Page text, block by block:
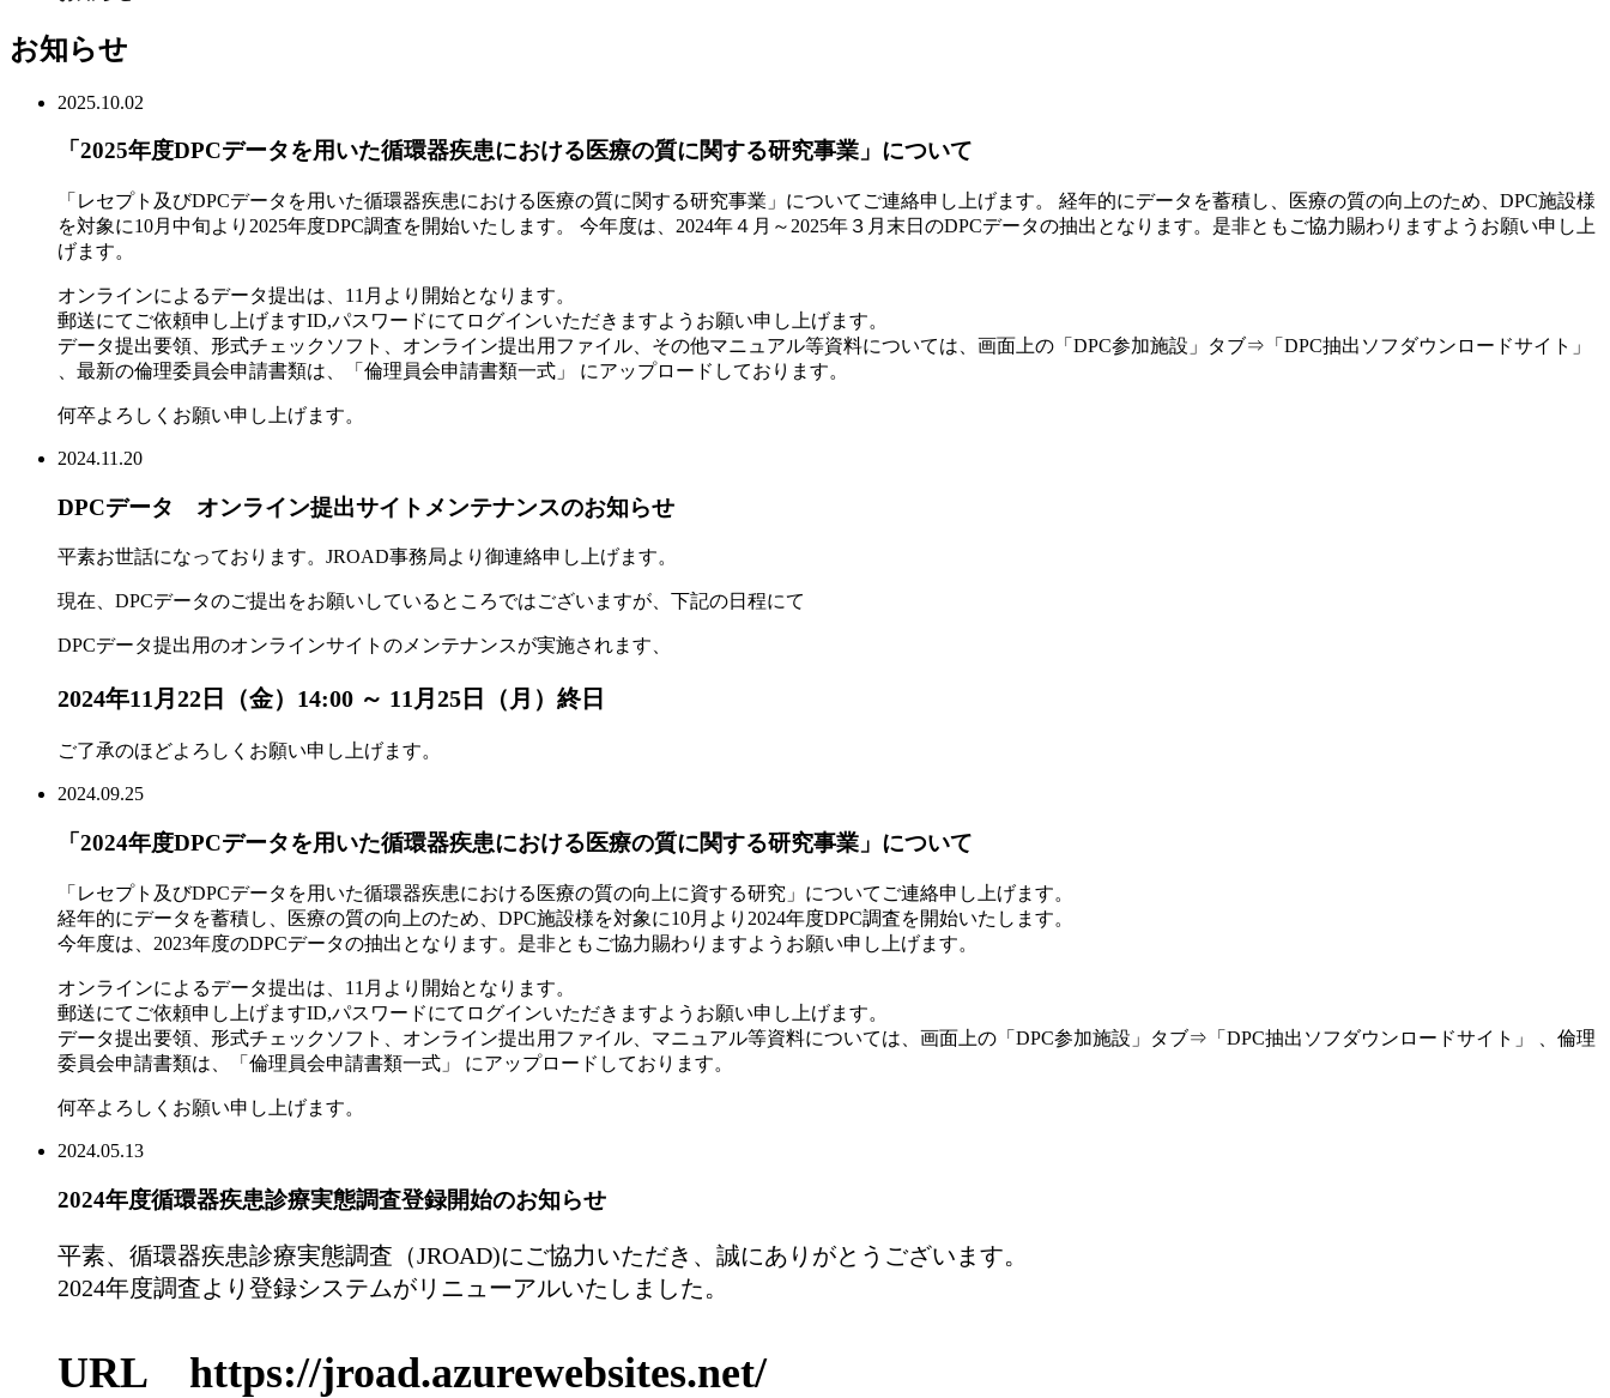
お知らせ
2025.10.02
「2025年度DPCデータを用いた循環器疾患における医療の質に関する研究事業」について
「レセプト及びDPCデータを用いた循環器疾患における医療の質に関する研究事業」についてご連絡申し上げます。 経年的にデータを蓄積し、医療の質の向上のため、DPC施設様
を対象に10月中旬より2025年度DPC調査を開始いたします。 今年度は、2024年４月～2025年３月末日のDPCデータの抽出となります。是非ともご協力賜わりますようお願い申し上
げます。
オンラインによるデータ提出は、11月より開始となります。
郵送にてご依頼申し上げますID,パスワードにてログインいただきますようお願い申し上げます。
データ提出要領、形式チェックソフト、オンライン提出用ファイル、その他マニュアル等資料については、画面上の「DPC参加施設」タブ⇒「DPC抽出ソフダウンロードサイト」
、最新の倫理委員会申請書類は、「倫理員会申請書類一式」 にアップロードしております。
何卒よろしくお願い申し上げます。
2024.11.20
DPCデータ オンライン提出サイトメンテナンスのお知らせ
平素お世話になっております。JROAD事務局より御連絡申し上げます。
現在、DPCデータのご提出をお願いしているところではございますが、下記の日程にて
DPCデータ提出用のオンラインサイトのメンテナンスが実施されます、
2024年11月22日（金）14:00 ～ 11月25日（月）終日
ご了承のほどよろしくお願い申し上げます。
2024.09.25
「2024年度DPCデータを用いた循環器疾患における医療の質に関する研究事業」について
「レセプト及びDPCデータを用いた循環器疾患における医療の質の向上に資する研究」についてご連絡申し上げます。
経年的にデータを蓄積し、医療の質の向上のため、DPC施設様を対象に10月より2024年度DPC調査を開始いたします。
今年度は、2023年度のDPCデータの抽出となります。是非ともご協力賜わりますようお願い申し上げます。
オンラインによるデータ提出は、11月より開始となります。
郵送にてご依頼申し上げますID,パスワードにてログインいただきますようお願い申し上げます。
データ提出要領、形式チェックソフト、オンライン提出用ファイル、マニュアル等資料については、画面上の「DPC参加施設」タブ⇒「DPC抽出ソフダウンロードサイト」 、倫理
委員会申請書類は、「倫理員会申請書類一式」 にアップロードしております。
何卒よろしくお願い申し上げます。
2024.05.13
2024年度循環器疾患診療実態調査登録開始のお知らせ
平素、循環器疾患診療実態調査（JROAD)にご協力いただき、誠にありがとうございます。
2024年度調査より登録システムがリニューアルいたしました。
URL https://jroad.azurewebsites.net/